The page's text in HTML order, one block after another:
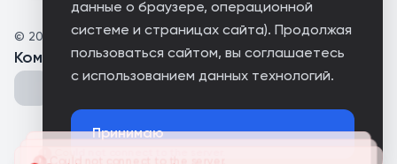
данные о браузере, операционной
системе и страницах сайта). Продолжая
пользоваться сайтом, вы соглашаетесь
с использованием данных технологий.
Принимаю
© 2025 Celestial
Комментарии(0 )
Could not connect to the server.
Could not connect to the server.